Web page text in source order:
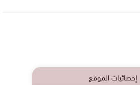
إحصائيات الموقع